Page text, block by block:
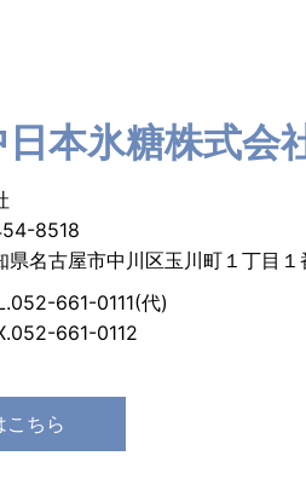
日本氷糖株式会
8518
県名古屋市中川区玉川町１丁目１
661-0111(代)
661-0112
こちら